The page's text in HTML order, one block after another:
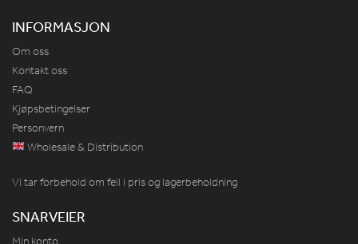
INFORMASJON
Om oss
Kontakt oss
FAQ
Kjøpsbetingelser
Personvern
Wholesale & Distribution
Vi tar forbehold om feil i pris og lagerbeholdning
SNARVEIER
Min konto